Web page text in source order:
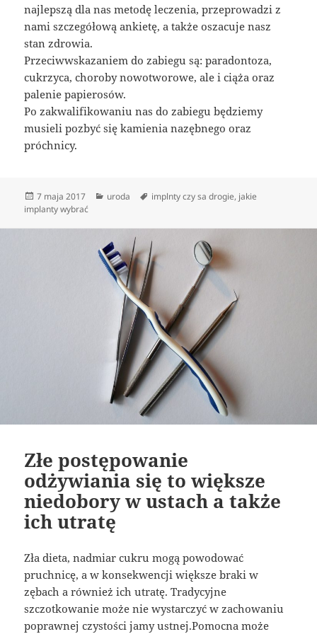
najlepszą dla nas metodę leczenia, przeprowadzi z
nami szczegółową ankietę, a także oszacuje nasz
stan zdrowia.
Przeciwwskazaniem do zabiegu są: paradontoza,
cukrzyca, choroby nowotworowe, ale i ciąża oraz
palenie papierosów.
Po zakwalifikowaniu nas do zabiegu będziemy
musieli pozbyć się kamienia nazębnego oraz
próchnicy.
Data
publikacji
7 maja 2017 Kategorie
uroda Tagi
implnty czy sa drogie, jakie
implanty wybrać
Złe postępowanie
odżywiania się to większe
niedobory w ustach a także
ich utratę
Zła dieta, nadmiar cukru mogą powodować
pruchnicę, a w konsekwencji większe braki w
zębach a również ich utratę. Tradycyjne
szczotkowanie może nie wystarczyć w zachowaniu
poprawnej czystości jamy ustnej.Pomocna może